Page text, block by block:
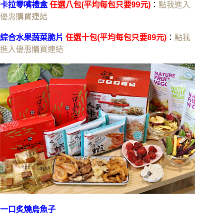
卡拉零嘴禮盒任選八包(平均每包只要99元) ： 點我進入
優惠購買連結
綜合水果蔬菜脆片 任選十包(平均每包只要89元) ： 點我
進入優惠購買連結
一口炙燒烏魚子